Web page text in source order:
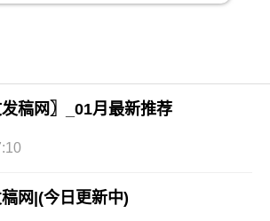
稿网〗_01月最新推荐
网|(今日更新中)